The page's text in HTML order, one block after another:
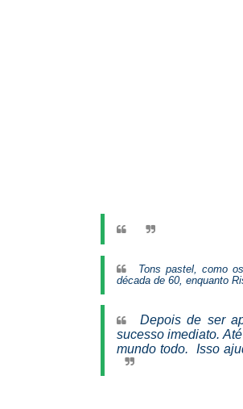
Tons pastel, como
década de 60, enquanto
Depois de ser
sucesso imediato.
mundo todo. Isso